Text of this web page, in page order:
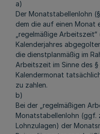
a)
Der Monatstabellenlohn
dem die auf einen
„regelmäßige Arbeitszeit“
Kalenderjahres
die dienstplanmäßig im
Arbeitszeit im Sinne des
Kalendermonat
zu zahlen.
b)
Bei der „regelmäßigen
Monatstabellenlohn (ggf.
Lohnzulagen) der